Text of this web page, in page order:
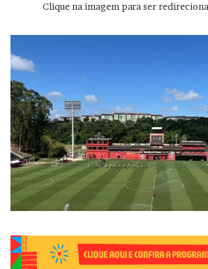
Clique na imagem para ser